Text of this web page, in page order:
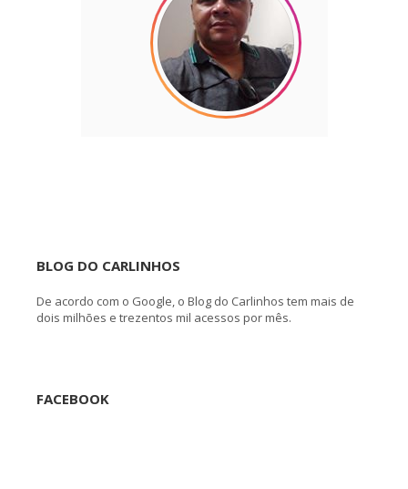
BLOG DO CARLINHOS
De acordo com o Google, o Blog do Carlinhos tem mais de
dois milhões e trezentos mil acessos por mês.
FACEBOOK